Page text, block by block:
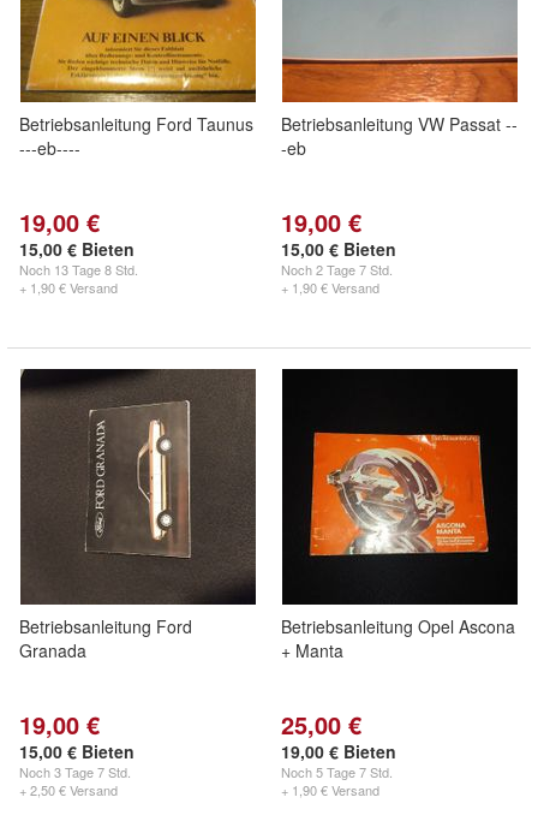
Betriebsanleitung Ford Taunus
---eb----
19,00 €
15,00 € Bieten
Noch 13 Tage 8 Std.
+ 1,90 € Versand
Betriebsanleitung VW Passat --
-eb
19,00 €
15,00 € Bieten
Noch2 Tage 7 Std.
+ 1,90 € Versand
Betriebsanleitung Ford
Granada
19,00 €
15,00 € Bieten
Noch3 Tage 7 Std.
+ 2,50 € Versand
Betriebsanleitung Opel Ascona
+ Manta
25,00 €
19,00 € Bieten
Noch5 Tage 7 Std.
+ 1,90 € Versand